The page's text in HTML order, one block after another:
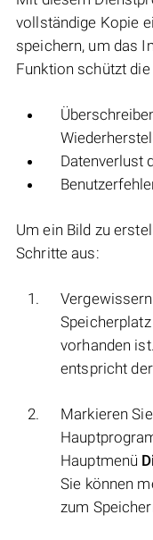
vollständige Kopie
speichern, um das
Funktion schützt
Datenverlust
Um ein Bild zu
Schritte aus:
vorhanden
entspricht
Markieren
Hauptmenü
Sie können
zum